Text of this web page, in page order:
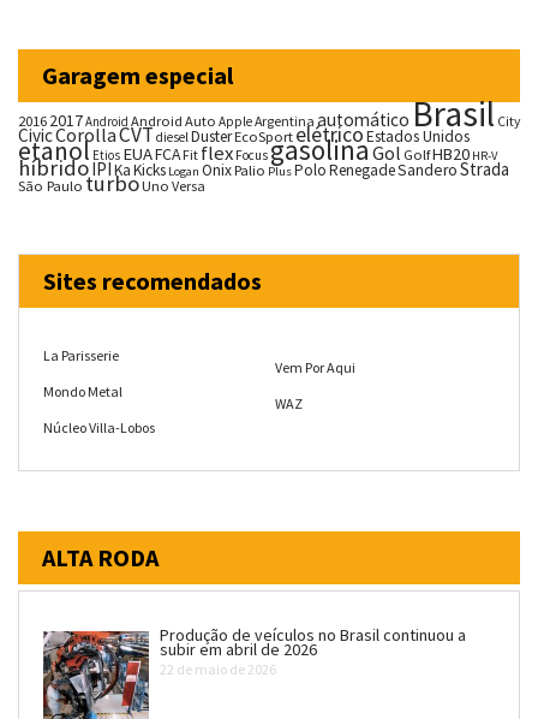
Garagem especial
20162017Android Android Auto AppleArgentina automáticoBrasil City
CivicCorollaCVTdiesel DusterEcoSportelétricoEstados Unidos
etanol Etios EUAFCA Fit flex FocusgasolinaGol GolfHB20 HR-V
híbridoIPIKaKicks Logan OnixPalio PlusPoloRenegadeSanderoStrada
São Paulo turboUno Versa
Sites recomendados
La Parisserie
Mondo Metal
Núcleo Villa-Lobos
Vem Por Aqui
WAZ
ALTA RODA
Produção de veículos no Brasil continuou a
subir em abril de 2026
22 de maio de 2026